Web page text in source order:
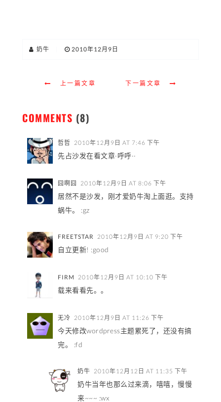
奶牛 2010年12月9日
上一篇文章 下一篇文章
COMMENTS (8)
哲哲 2010年12月9日 AT 7:46 下午
先占沙发在看文章·呼呼··
囧啊囧 2010年12月9日 AT 8:06 下午
居然不是沙发，刚才爱奶牛淘上面逛。支持
蜗牛。 :gz
FREETSTAR 2010年12月9日 AT 9:20 下午
自立更新! :good
FIRM 2010年12月9日 AT 10:10 下午
载来看看先。。
无冷 2010年12月9日 AT 11:26 下午
今天修改wordpress主题累死了，还没有搞
完。 :fd
奶牛 2010年12月12日 AT 11:35 下午
奶牛当年也那么过来滴，嘻嘻，慢慢
来~~~ :wx